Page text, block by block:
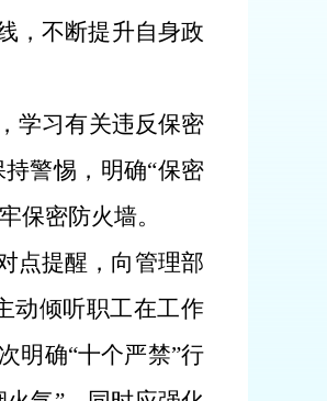
，不断提升自身政
学习有关违反保密
警惕，明确“保密
保密防火墙。
点提醒，向管理部
动倾听职工在工作
明确“十个严禁”行